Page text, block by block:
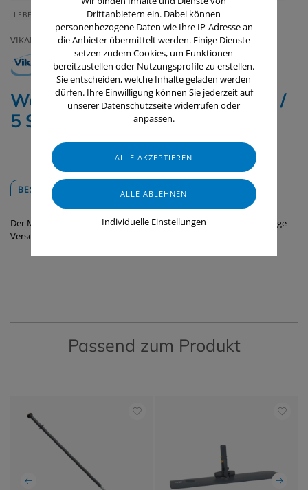
LEBENSMITTELINDUSTRIE
VIKAN
Wet Scrub, Taschenbezug, 40 cm /
5 Stk
BESCHREIBUNG DOWNLOADS
Der Moppbezug Wet Scrub von Vikan entfernt mühelos hartnäckige
Verschmutzungen, Flecken und Kratzer von rutschfesten Böden.
Passend zum Produkt
Drittanbietern ein. Dabei können
personenbezogene Daten wie Ihre IP-Adresse an
die Anbieter übermittelt werden. Einige Dienste
setzen zudem Cookies, um Funktionen
bereitzustellen oder Nutzungsprofile zu erstellen.
Sie entscheiden, welche Inhalte geladen werden
dürfen. Ihre Einwilligung können Sie jederzeit auf
unserer Datenschutzseite widerrufen oder
anpassen.
Individuelle Einstellungen